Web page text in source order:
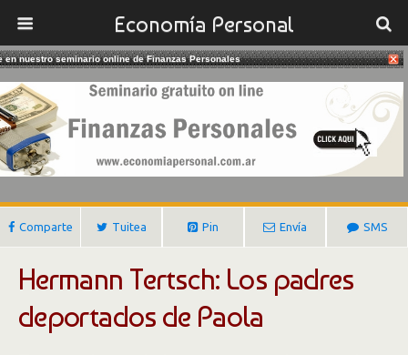
Economía Personal
28/02/2017
La Hipocresía Del New York Times
Gustavo Ibañez Padilla
Comparte Tuitea Pin Envía SMS
Hermann Tertsch: Los padres
deportados de Paola
en nuestro seminario online de Finanzas Personales